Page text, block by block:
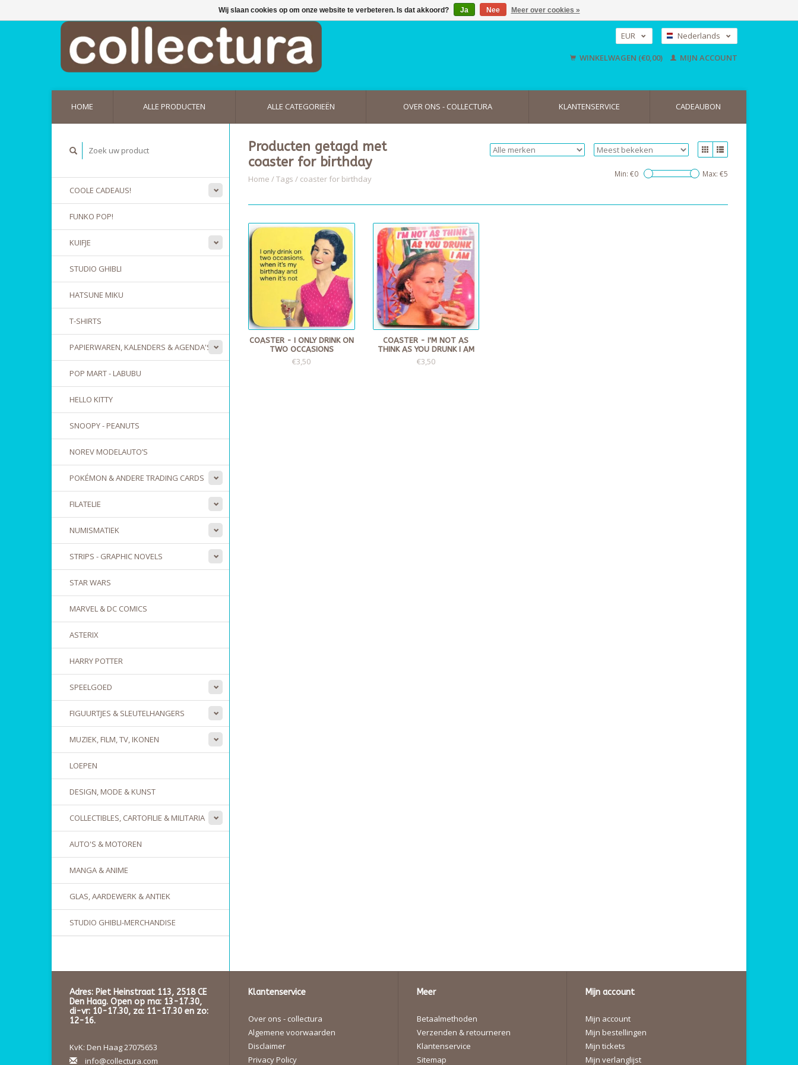
EUR
USD
Nederlands
English
WINKELWAGEN (€0,00) MIJN ACCOUNT
HOME ALLE PRODUCTEN ALLE CATEGORIEËN OVER ONS - COLLECTURA KLANTENSERVICE CADEAUBON
COOLE CADEAUS!
FUNKO POP!
KUIFJE
STUDIO GHIBLI
HATSUNE MIKU
T-SHIRTS
PAPIERWAREN, KALENDERS & AGENDA'S
POP MART - LABUBU
HELLO KITTY
SNOOPY - PEANUTS
NOREV MODELAUTO’S
POKÉMON & ANDERE TRADING CARDS
FILATELIE
NUMISMATIEK
STRIPS - GRAPHIC NOVELS
STAR WARS
MARVEL & DC COMICS
ASTERIX
HARRY POTTER
SPEELGOED
FIGUURTJES & SLEUTELHANGERS
MUZIEK, FILM, TV, IKONEN
LOEPEN
DESIGN, MODE & KUNST
COLLECTIBLES, CARTOFILIE & MILITARIA
AUTO'S & MOTOREN
MANGA & ANIME
GLAS, AARDEWERK & ANTIEK
STUDIO GHIBLI-MERCHANDISE
Producten getagd met
coaster for birthday
Home /Tags / coaster for birthday Min: €0 Max: €5
COASTER - I ONLY DRINK ON
TWO OCCASIONS
€3,50
COASTER - I'M NOT AS
THINK AS YOU DRUNK I AM
€3,50
Adres: Piet Heinstraat 113, 2518 CE
Den Haag. Open op ma: 13-17.30,
di-vr: 10-17.30, za: 11-17.30 en zo:
12-16.
KvK: Den Haag 27075653
info@collectura.com
Klantenservice
Over ons - collectura
Algemene voorwaarden
Disclaimer
Privacy Policy
Meer
Betaalmethoden
Verzenden & retourneren
Klantenservice
Sitemap
Mijn account
Mijn account
Mijn bestellingen
Mijn tickets
Mijn verlanglijst
Wij slaan cookies op om onze website te verbeteren. Is dat akkoord? Ja Nee Meer over cookies »